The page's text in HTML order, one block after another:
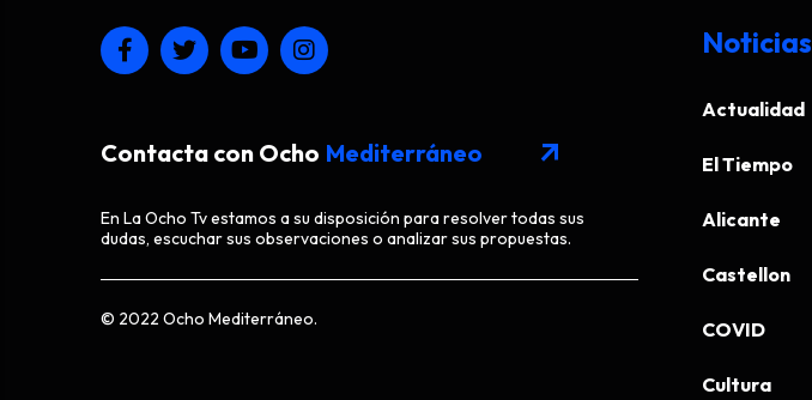
Contacta con Ocho Mediterráneo arrow_outward
En La Ocho Tv estamos a su disposición para resolver todas sus
dudas, escuchar sus observaciones o analizar sus propuestas.
© 2022 Ocho Mediterráneo.
Noticias
Actualidad
El Tiempo
Alicante
Castellon
COVID
Cultura